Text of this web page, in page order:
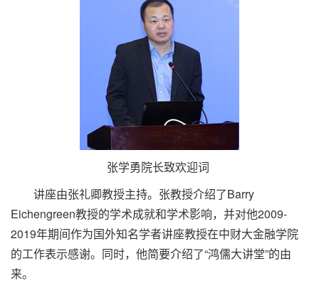
张学勇院长致欢迎词
讲座由张礼卿教授主持。张教授介绍了Barry
Eichengreen教授的学术成就和学术影响，并对他2009-
2019年期间作为国外知名学者讲座教授在中财大金融学院
的工作表示感谢。同时，他简要介绍了“鸿儒大讲堂”的由
来。